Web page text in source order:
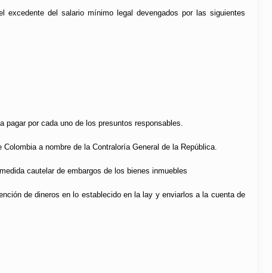
excedente del salario mínimo legal devengados por las siguientes
por cada uno de los presuntos responsables.
a nombre de la Contraloría General de la República.
cautelar de embargos de los bienes inmuebles
de dineros en lo establecido en la lay y enviarlos a la cuenta de